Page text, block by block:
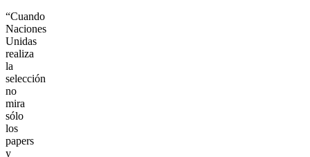
“Cuando
Naciones
Unidas
realiza
la
selección
no
mira
sólo
los
papers
y